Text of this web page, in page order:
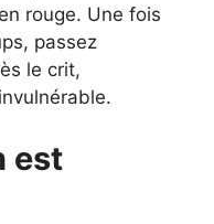
rouge. Une fois
passez
le crit,
est